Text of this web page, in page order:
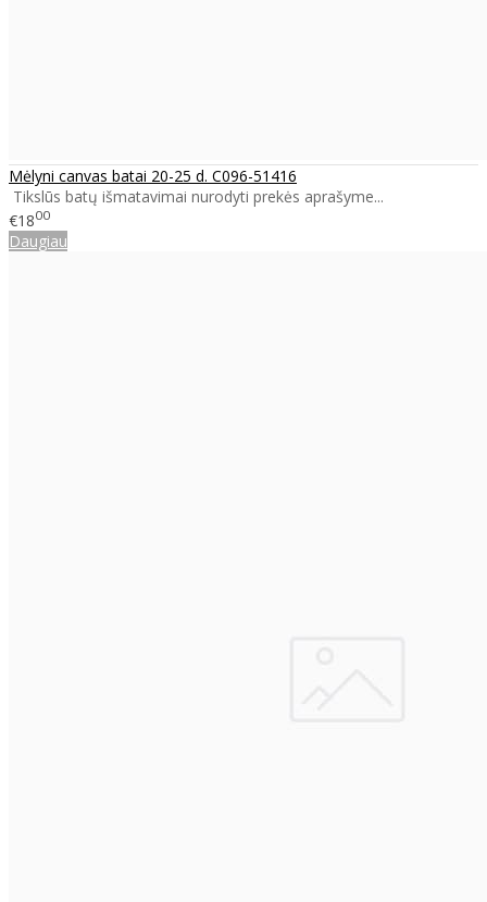
Mėlyni canvas batai 20-25 d. C096-51416
Tikslūs batų išmatavimai nurodyti prekės aprašyme...
€1800
Daugiau